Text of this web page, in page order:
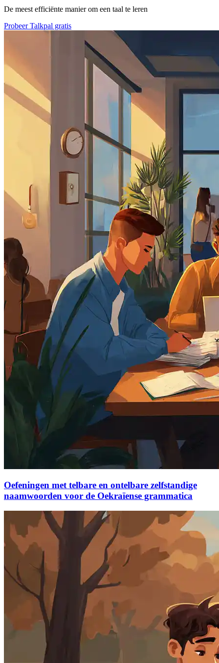
De meest efficiënte manier om een taal te leren
Probeer Talkpal gratis
Oefeningen met telbare en ontelbare zelfstandige
naamwoorden voor de Oekraïense grammatica